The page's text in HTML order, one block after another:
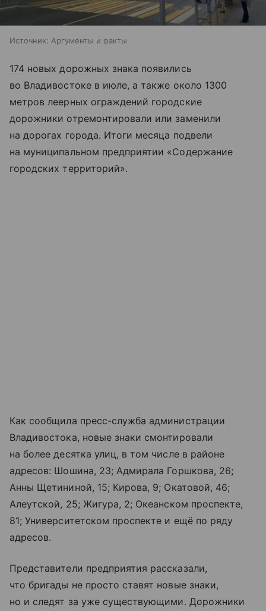
Источник: Аргументы и факты
174 новых дорожных знака появились
во Владивостоке в июле, а также около 1300
метров леерных ограждений городские
дорожники отремонтировали или заменили
на дорогах города. Итоги месяца подвели
на муниципальном предприятии «Содержание
городских территорий».
Как сообщила пресс-служба администрации
Владивостока, новые знаки смонтировали
на более десятка улиц, в том числе в районе
адресов: Шошина, 23; Адмирала Горшкова, 26;
Анны Щетининой, 15; Кирова, 9; Окатовой, 46;
Алеутской, 25; Жигура, 2; Океанском проспекте,
81; Университетском проспекте и ещё по ряду
адресов.
Представители предприятия рассказали,
что бригады не просто ставят новые знаки,
но и следят за уже существующими. Дорожники